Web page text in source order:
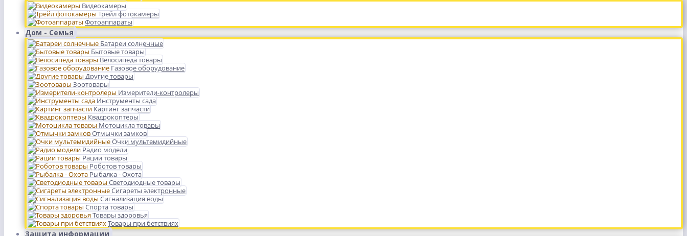
Видеокамеры
Трейл фотокамеры
Фотоаппараты
Дом - Семья
Батареи солнечные
Бытовые товары
Велосипеда товары
Газовое оборудование
Другие товары
Зоотовары
Измерители-контролеры
Инструменты сада
Картинг запчасти
Квадрокоптеры
Мотоцикла товары
Отмычки замков
Очки мультемидийные
Радио модели
Рации товары
Роботов товары
Рыбалка - Охота
Светодиодные товары
Сигареты электронные
Сигнализация воды
Спорта товары
Товары здоровья
Товары при бетствиях
Защита информации